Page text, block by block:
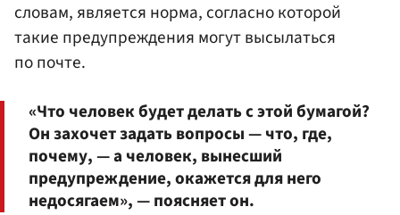
словам, является норма, согласно которой
такие предупреждения могут высылаться
по почте.
«Что человек будет делать с этой бумагой?
Он захочет задать вопросы — что, где,
почему, — а человек, вынесший
предупреждение, окажется для него
недосягаем», — поясняет он.